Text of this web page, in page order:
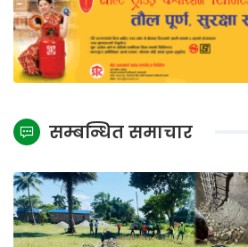
सम्बन्धित समाचार